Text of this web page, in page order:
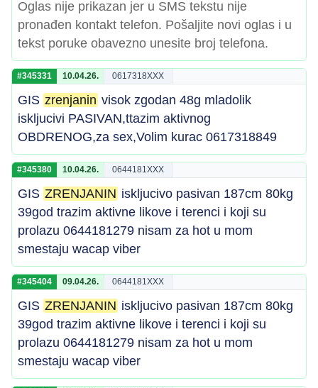
Oglas nije prikazan jer u SMS tekstu nije
pronađen kontakt telefon. Pošaljite novi oglas i u
tekst poruke obavezno unesite broj telefona.
#345331 10.04.26. 0617318XXX
GIS zrenjanin visok zgodan 48g mladolik
iskljucivi PASIVAN,ttazim aktivnog
OBDRENOG,za sex,Volim kurac 0617318849
#345380 10.04.26. 0644181XXX
GIS ZRENJANIN iskljucivo pasivan 187cm 80kg
39god trazim aktivne likove i terenci i koji su
prolazu 0644181279 nisam za hot u mom
smestaju wacap viber
#345404 09.04.26. 0644181XXX
GIS ZRENJANIN iskljucivo pasivan 187cm 80kg
39god trazim aktivne likove i terenci i koji su
prolazu 0644181279 nisam za hot u mom
smestaju wacap viber